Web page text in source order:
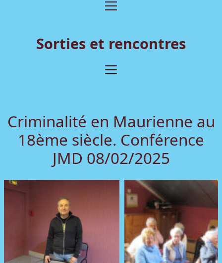
Sorties et rencontres
Criminalité en Maurienne au
18ème siècle. Conférence
JMD 08/02/2025